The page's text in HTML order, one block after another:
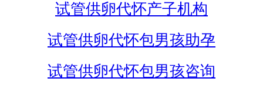
试管供卵代怀产子机构
试管供卵代怀包男孩助孕
试管供卵代怀包男孩咨询